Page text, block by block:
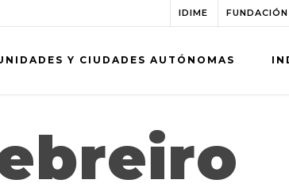
IDIME
Y CIUDADES AUTÓNOMAS